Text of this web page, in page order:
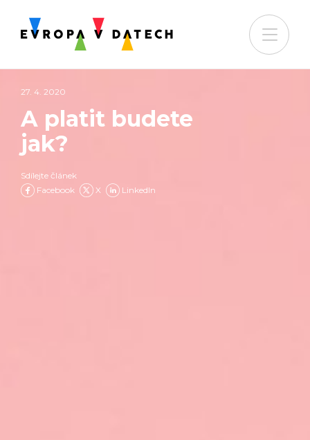
27. 4. 2020
A platit budete
jak?
Sdílejte článek
Facebook
X LinkedIn